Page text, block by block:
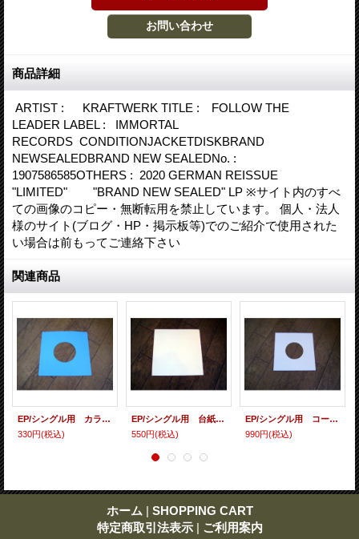
商品詳細
ARTIST : KRAFTWERK TITLE : FOLLOW THE
LEADER LABEL : IMMORTAL
RECORDS CONDITIONJACKETDISKBRAND
NEWSEALEDBRAND NEW SEALEDNo. :
1907586585OTHERS : 2020 GERMAN REISSUE
"LIMITED" "BRAND NEW SEALED" LP ※サイト内のすべ
ての画像のコピー・無断転用を禁止しています。 個人・法人
様のサイト(ブログ・HP・掲示板等)でのご紹介で使用された
い場合は前もってご連絡下さい
関連商品
EP/シングル用 カラースリーヴ（全4色） 5枚セット
330円(税込)
EP/シングル用 台紙 10枚セット
550円(税込)
EP/シングル用 コート紙丸穴ジャケ 白 10 copies set / １０枚セット
990円(税込)
ホーム | SHOPPING CART
特定商取引法表示 | ご利用案内